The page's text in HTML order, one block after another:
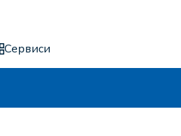
Сервиси